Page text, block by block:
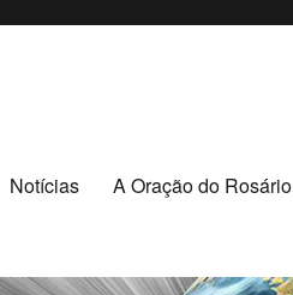
Notícias A Oração do Rosário